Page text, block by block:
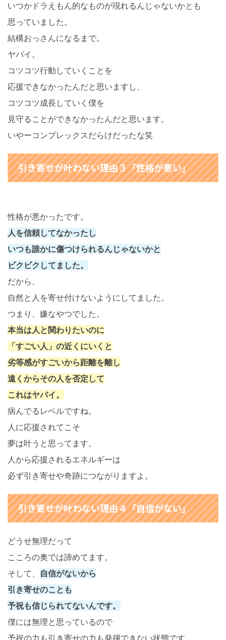
いつかドラえもん的なものが現れるんじゃないかとも
思っていました。
結構おっさんになるまで。
ヤバイ。
コツコツ行動していくことを
応援できなかったんだと思いますし、
コツコツ成長していく僕を
見守ることができなかったんだと思います。
いやーコンプレックスだらけだったな笑
引き寄せが叶わない理由３「性格が悪い」
性格が悪かったです。
人を信頼してなかったし
いつも誰かに傷つけられるんじゃないかと
ビクビクしてました。
だから、
自然と人を寄せ付けないようにしてました。
つまり、嫌なやつでした。
本当は人と関わりたいのに
「すごい人」の近くにいくと
劣等感がすごいから距離を離し
遠くからその人を否定して
これはヤバイ。
病んでるレベルですね。
人に応援されてこそ
夢は叶うと思ってます。
人から応援されるエネルギーは
必ず引き寄せや奇跡につながりますよ。
引き寄せが叶わない理由４「自信がない」
どうせ無理だって
こころの奥では諦めてます。
そして、 自信がないから
引き寄せのことも
予祝も信じられてないんです。
僕には無理と思っているので